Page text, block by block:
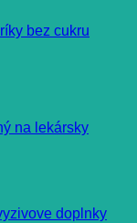
bez cukru
na lekársky
doplnky